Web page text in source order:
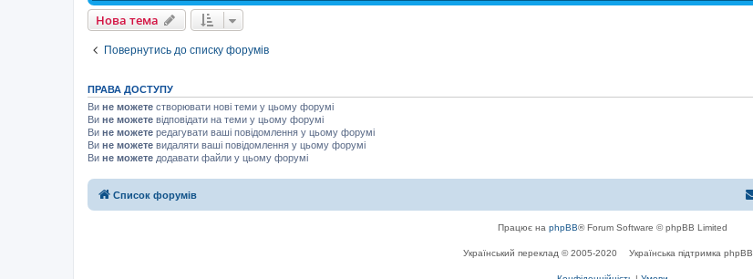
Нова тема
Повернутись до списку форумів
ПРАВА ДОСТУПУ
Ви не можете створювати нові теми у цьому форумі
Ви не можете відповідати на теми у цьому форумі
Ви не можете редагувати ваші повідомлення у цьому форумі
Ви не можете видаляти ваші повідомлення у цьому форумі
Ви не можете додавати файли у цьому форумі
Список форумів
Працює на phpBB® Forum Software © phpBB Limited
Український переклад © 2005-2020 Українська підтримка phpBB